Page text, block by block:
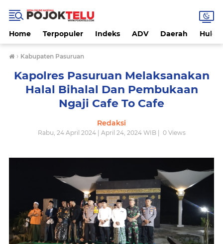
Home Terpopuler Indeks ADV Daerah
› Kabupaten Pasuruan
Kapolres Pasuruan Melaksanakan
Halal Bihalal Dan Pembukaan
Ngaji Cafe To Cafe
Redaksi
Rabu, 24 April 2024 | April 24, 2024 WIB | 0Views